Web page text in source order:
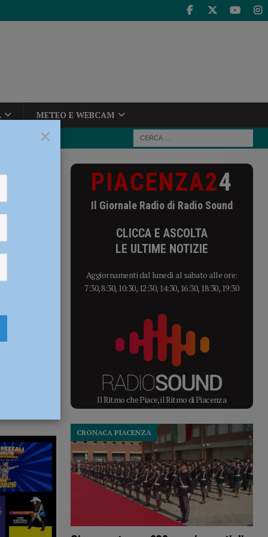
METEO E WEBCAM
PIACENZA24
Il Giornale Radio di Radio Sound
CLICCA E ASCOLTA
LE ULTIME NOTIZIE
Aggiornamenti dal lunedì al sabato alle ore:
7:30, 8:30, 10:30, 12:30, 14:30, 16:30, 18:30, 19:30
Il Ritmo che Piace, il Ritmo di Piacenza
CRONACA PIACENZA
×